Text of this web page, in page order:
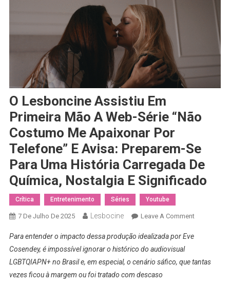
O Lesboncine Assistiu Em
Primeira Mão A Web-Série “Não
Costumo Me Apaixonar Por
Telefone” E Avisa: Preparem-Se
Para Uma História Carregada De
Química, Nostalgia E Significado
Crítica Entretenimento Séries Youtube
7 De Julho De 2025 Lesbocine Leave A CommentOn
Lesboncine
Em
Para entender o impacto dessa produção idealizada por Eve
Cosendey, é impossível ignorar o histórico do audiovisual
LGBTQIAPN+ no Brasil e, em especial, o cenário sáfico, que tantas
vezes ficou à margem ou foi tratado com descaso